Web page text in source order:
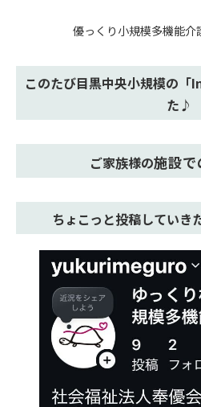
優っくり小規模多機能
このたび目黒中央小規模の
た♪
ご家族様の施設で
ちょこっと投稿してい